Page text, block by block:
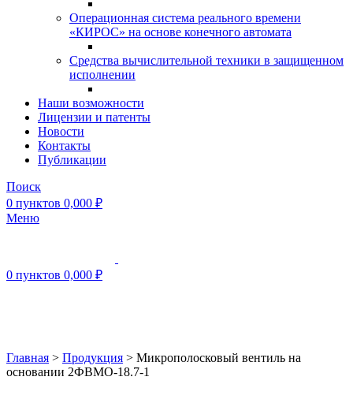
Операционная система реального времени
«КИРОС» на основе конечного автомата
Средства вычислительной техники в защищенном
исполнении
Наши возможности
Лицензии и патенты
Новости
Контакты
Публикации
Поиск
0 пунктов 0,000 ₽
Меню
0 пунктов 0,000 ₽
Главная > Продукция > Микрополосковый вентиль на
основании 2ФВМO-18.7-1